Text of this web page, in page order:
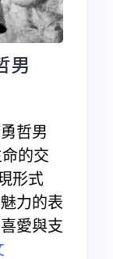
男
哲男
的交
形式
力的表
愛與支